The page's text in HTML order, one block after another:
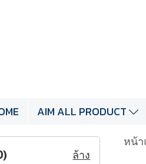
AIM ALL PRODUCT
หน้
) ล้าง